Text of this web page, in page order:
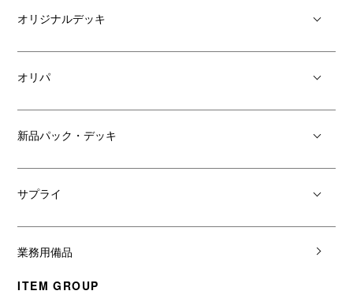
オリジナルデッキ
オリパ
新品パック・デッキ
サプライ
業務用備品
ITEM GROUP